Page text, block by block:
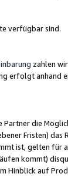
verfügbar sind.
zahlen
erfolgt
die
Fristen)
ist, gelten für
kommt)
Hinblick auf